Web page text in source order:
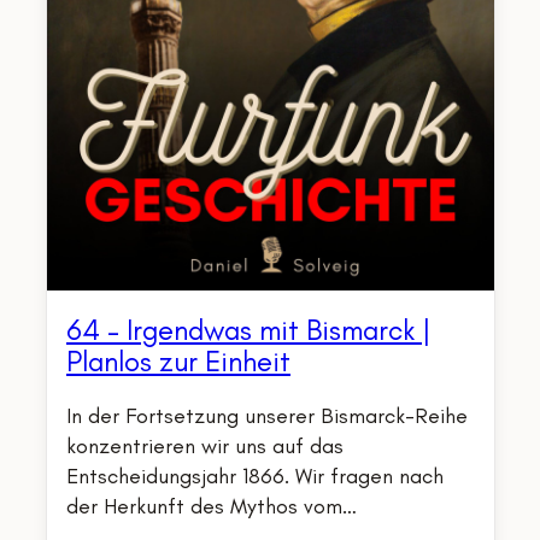
64 – Irgendwas mit Bismarck |
Planlos zur Einheit
In der Fortsetzung unserer Bismarck-Reihe
konzentrieren wir uns auf das
Entscheidungsjahr 1866. Wir fragen nach
der Herkunft des Mythos vom…